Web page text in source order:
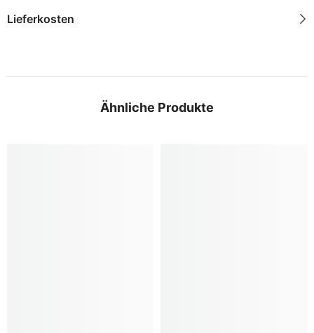
Lieferkosten
Ähnliche Produkte